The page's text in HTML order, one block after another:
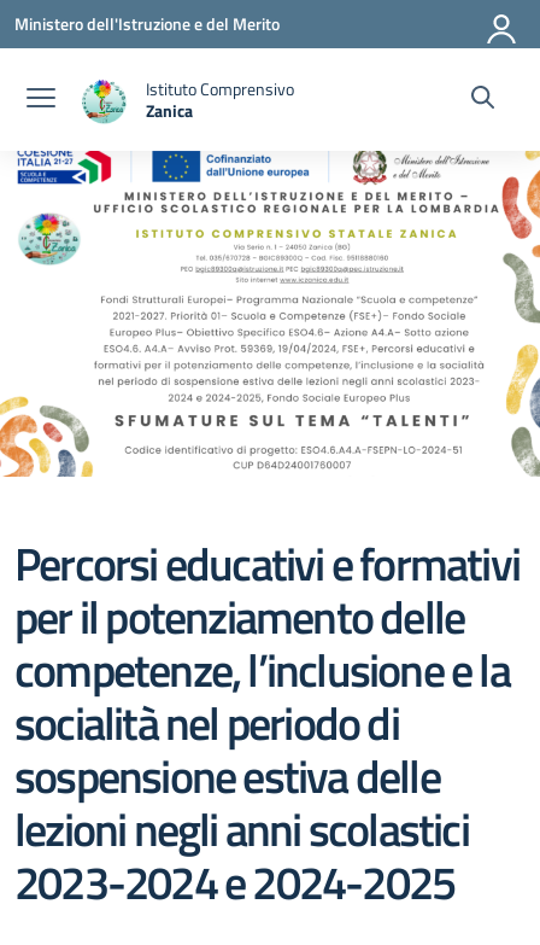
Vai ai contenuti
Vai al menu di navigazione
Vai al footer
Ministero dell'Istruzione e del Merito
Istituto Comprensivo
Zanica
Percorsi educativi e formativi
per il potenziamento delle
competenze, l’inclusione e la
socialità nel periodo di
sospensione estiva delle
lezioni negli anni scolastici
2023-2024 e 2024-2025